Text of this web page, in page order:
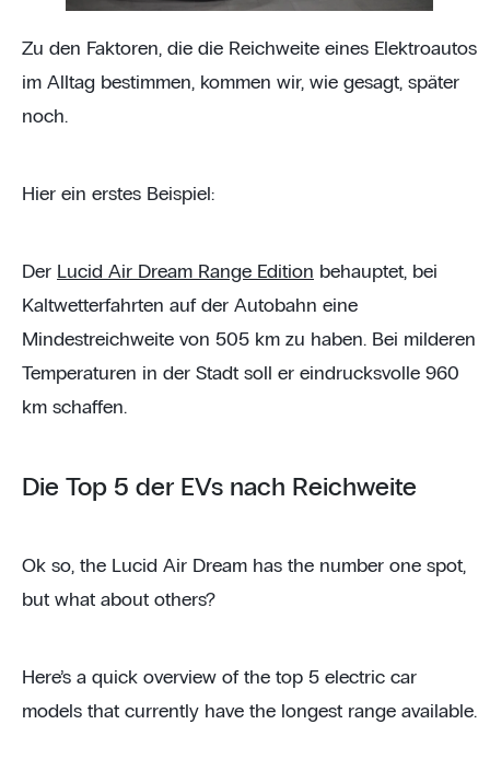
Zu den Faktoren, die die Reichweite eines Elektroautos
im Alltag bestimmen, kommen wir, wie gesagt, später
noch.
Hier ein erstes Beispiel:
Der Lucid Air Dream Range Edition behauptet, bei
Kaltwetterfahrten auf der Autobahn eine
Mindestreichweite von 505 km zu haben. Bei milderen
Temperaturen in der Stadt soll er eindrucksvolle 960
km schaffen.
Die Top 5 der EVs nach Reichweite
Ok so, the Lucid Air Dream has the number one spot,
but what about others?
Here’s a quick overview of the top 5 electric car
models that currently have the longest range available.